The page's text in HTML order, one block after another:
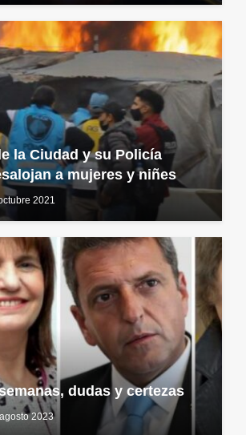
la Ciudad y su Policía
a mujeres y niñes
2021
dudas y certezas
2023